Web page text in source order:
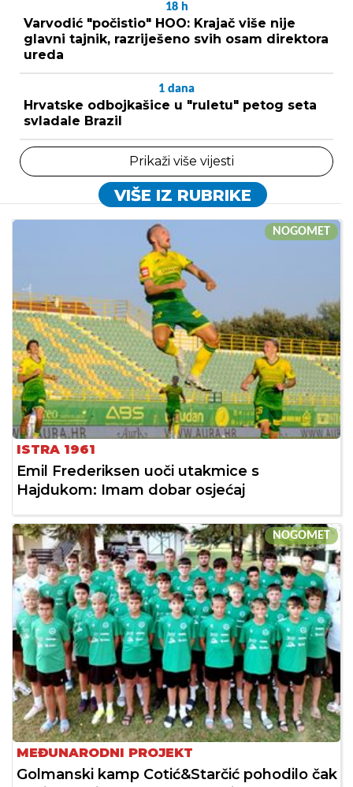
18 h
Varvodić "počistio" HOO: Krajač više nije
glavni tajnik, razriješeno svih osam direktora
ureda
1 dana
Hrvatske odbojkašice u "ruletu" petog seta
svladale Brazil
Prikaži više vijesti
VIŠE IZ RUBRIKE
NOGOMET
ISTRA 1961
Emil Frederiksen uoči utakmice s
Hajdukom: Imam dobar osjećaj
NOGOMET
MEĐUNARODNI PROJEKT
Golmanski kamp Cotić&Starčić pohodilo čak